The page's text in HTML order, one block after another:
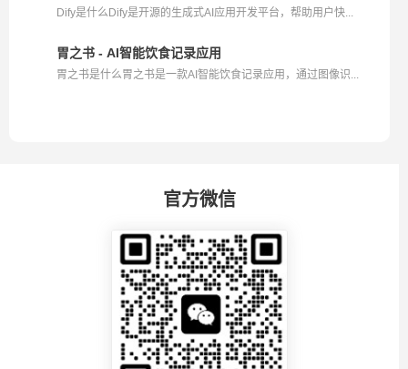
Dify是什么Dify是开源的生成式AI应用开发平台，帮助用户快...
胃之书 - AI智能饮食记录应用
胃之书是什么胃之书是一款AI智能饮食记录应用，通过图像识...
官方微信